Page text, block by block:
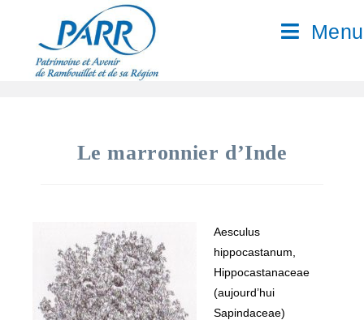
Menu
Le marronnier d’Inde
Aesculus
hippocastanum,
Hippocastanaceae
(aujourd’hui
Sapindaceae)